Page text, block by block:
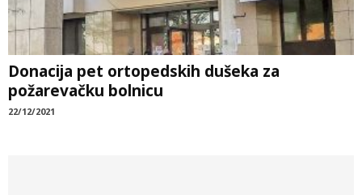
Donacija pet ortopedskih dušeka za
požarevačku bolnicu
22/12/2021